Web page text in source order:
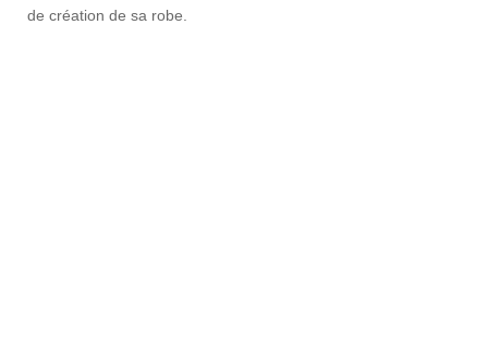
de création de sa robe.